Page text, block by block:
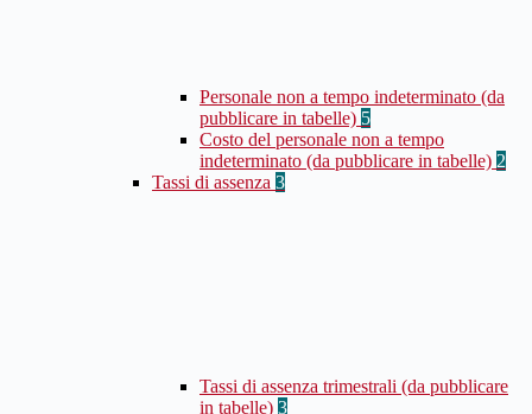
Personale non a tempo indeterminato (da
pubblicare in tabelle) 5
Costo del personale non a tempo
indeterminato (da pubblicare in tabelle) 2
Tassi di assenza 3
Tassi di assenza trimestrali (da pubblicare
in tabelle) 3